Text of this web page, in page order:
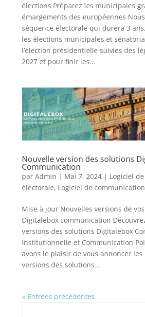
élections Préparez les municipales
émargements des européennes
séquence électorale qui durera 3
les élections municipales et
l’élection présidentielle suivies des
2027 et pour finir les...
Nouvelle version des solutions
Communication
par Admin | Mai 7, 2024| Logiciel
électorale, Logiciel de
Mise à jour Nouvelles versions de
Digitalebox communication
versions des solutions Digitalebox
Institutionnelle et Communication
avons le plaisir de vous annoncer les
versions des solutions...
« Entrées précédentes